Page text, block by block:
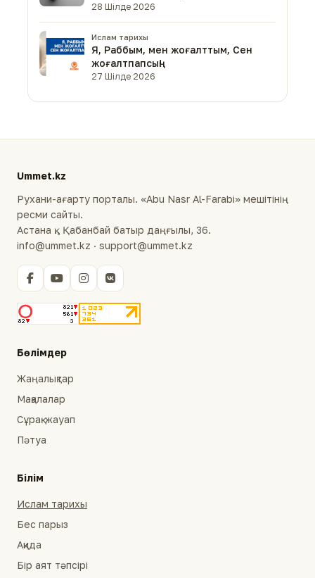
28 Шілде 2026
Ислам тарихы
Я, Раббым, мен жоғалттым, Сен
жоғалтпапсың!
27 Шілде 2026
Ummet.kz
Рухани-ағарту порталы. «Abu Nasr Al-Farabi» мешітінің
ресми сайты.
Астана қ., Қабанбай батыр даңғылы, 36.
info@ummet.kz · support@ummet.kz
Бөлімдер
Жаңалықтар
Мақалалар
Сұрақ-жауап
Пәтуа
Білім
Ислам тарихы
Бес парыз
Ақида
Бір аят тәпсірі